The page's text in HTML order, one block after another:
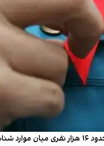
لادن عباسیان، رییس مرکز تحقیقات ایدز ایران، با ارائه تازه‌ترین آمار از